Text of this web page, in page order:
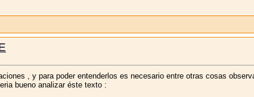
, y para poder entenderlos es necesario entre otras cosas
bueno analizar éste texto :